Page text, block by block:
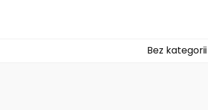
Bez kategorii